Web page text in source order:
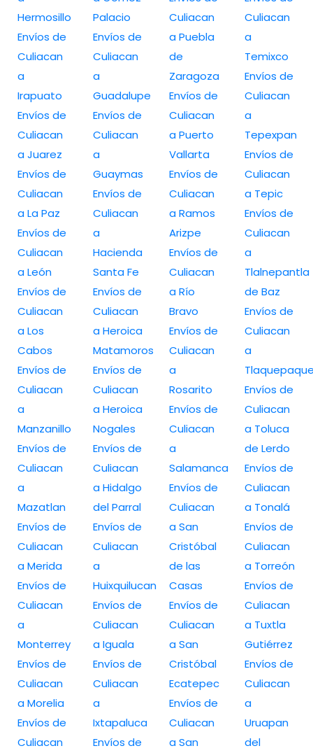
Hermosillo
Envíos de
Culiacan
a
Irapuato
Envíos de
Culiacan
a Juarez
Envíos de
Culiacan
a La Paz
Envíos de
Culiacan
a León
Envíos de
Culiacan
a Los
Cabos
Envíos de
Culiacan
a
Manzanillo
Envíos de
Culiacan
a
Mazatlan
Envíos de
Culiacan
a Merida
Envíos de
Culiacan
a
Monterrey
Envíos de
Culiacan
a Morelia
Envíos de
Culiacan
Palacio
Envíos de
Culiacan
a
Guadalupe
Envíos de
Culiacan
a
Guaymas
Envíos de
Culiacan
a
Hacienda
Santa Fe
Envíos de
Culiacan
a Heroica
Matamoros
Envíos de
Culiacan
a Heroica
Nogales
Envíos de
Culiacan
a Hidalgo
del Parral
Envíos de
Culiacan
a
Huixquilucan
Envíos de
Culiacan
a Iguala
Envíos de
Culiacan
a
Ixtapaluca
Envíos de
Culiacan
a Puebla
de
Zaragoza
Envíos de
Culiacan
a Puerto
Vallarta
Envíos de
Culiacan
a Ramos
Arizpe
Envíos de
Culiacan
a Río
Bravo
Envíos de
Culiacan
a
Rosarito
Envíos de
Culiacan
a
Salamanca
Envíos de
Culiacan
a San
Cristóbal
de las
Casas
Envíos de
Culiacan
a San
Cristóbal
Ecatepec
Envíos de
Culiacan
a San
Culiacan
a
Temixco
Envíos de
Culiacan
a
Tepexpan
Envíos de
Culiacan
a Tepic
Envíos de
Culiacan
a
Tlalnepantla
de Baz
Envíos de
Culiacan
a
Envíos de
Culiacan
a Toluca
de Lerdo
Envíos de
Culiacan
a Tonalá
Envíos de
Culiacan
a Torreón
Envíos de
Culiacan
a Tuxtla
Gutiérrez
Envíos de
Culiacan
a
Uruapan
del